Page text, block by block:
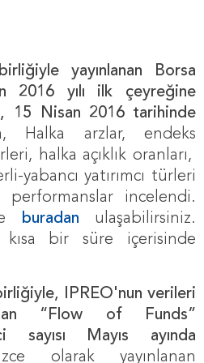
yayınlanan Borsa
2016 yılı ilk çeyreğine
15 Nisan 2016 tarihinde
Halka arzlar, endeks
halka açıklık oranları,
yabancı yatırımcı türleri
performanslar incelendi.
buradan
ulaşabilirsiniz.
kısa bir süre içerisinde
IPREO'nun verileri
“Flow of Funds”
sayısı Mayıs ayında
olarak yayınlanan